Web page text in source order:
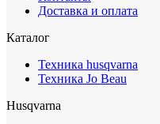
Доставка и оплата
Каталог
Техника husqvarna
Техника Jo Beau
Husqvarna